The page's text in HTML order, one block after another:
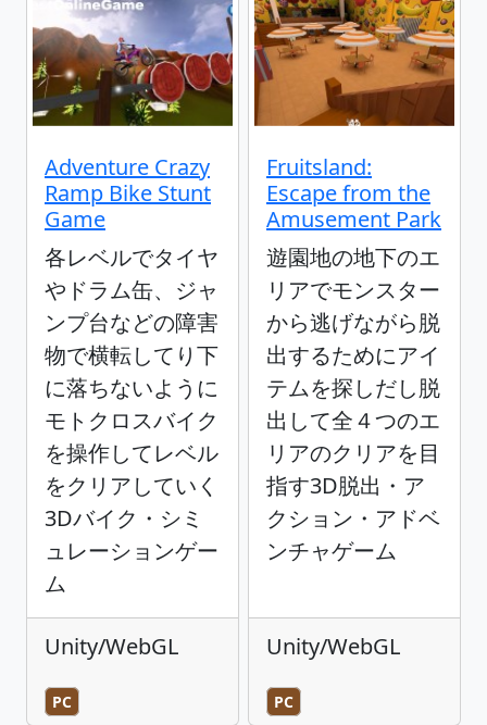
Adventure Crazy
Ramp Bike Stunt
Game
各レベルでタイヤ
やドラム缶、ジャ
ンプ台などの障害
物で横転してり下
に落ちないように
モトクロスバイク
を操作してレベル
をクリアしていく
3Dバイク・シミ
ュレーションゲー
ム
Unity/WebGL
PC
Fruitsland:
Escape from the
Amusement Park
遊園地の地下のエ
リアでモンスター
から逃げながら脱
出するためにアイ
テムを探しだし脱
出して全４つのエ
リアのクリアを目
指す3D脱出・ア
クション・アドベ
ンチャゲーム
Unity/WebGL
PC